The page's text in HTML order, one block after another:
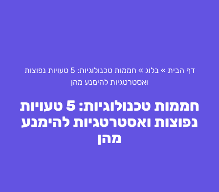
דף הבית »בלוג »
חממות טכנולוגיות: 5 טעויות נפוצות
ואסטרטגיות להימנע מהן
חממות טכנולוגיות: 5 טעויות
נפוצות ואסטרטגיות להימנע
מהן